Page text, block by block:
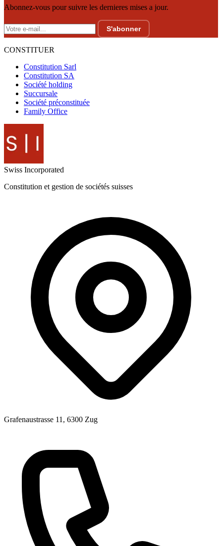
Abonnez-vous pour suivre les dernieres mises a jour.
S'abonner
CONSTITUER
Constitution Sarl
Constitution SA
Société holding
Succursale
Société préconstituée
Family Office
Swiss Incorporated
Constitution et gestion de sociétés suisses
Grafenaustrasse 11, 6300 Zug